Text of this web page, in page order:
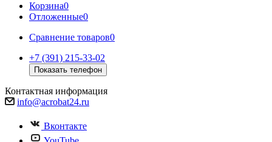
Корзина0
Отложенные0
Сравнение товаров0
+7 (391) 215-33-02
Показать телефон
Контактная информация
info@acrobat24.ru
Вконтакте